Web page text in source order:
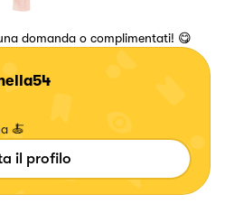
domanda o complimentati! 😋
🍝
il profilo